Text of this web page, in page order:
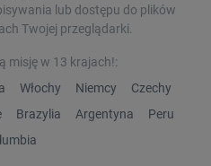
lub dostępu do plików
Twojej przeglądarki.
misję w 13 krajach!:
Włochy Niemcy
Czechy
Brazylia Argentyna
Peru